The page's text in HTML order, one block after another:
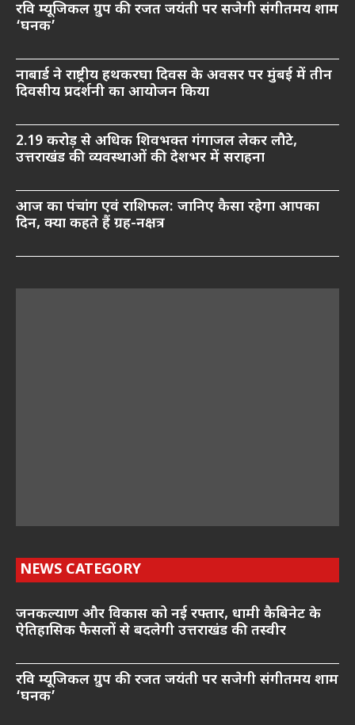
रवि म्यूजिकल ग्रुप की रजत जयंती पर सजेगी संगीतमय शाम
‘घनक’
नाबार्ड ने राष्ट्रीय हथकरघा दिवस के अवसर पर मुंबई में तीन
दिवसीय प्रदर्शनी का आयोजन किया
2.19 करोड़ से अधिक शिवभक्त गंगाजल लेकर लौटे,
उत्तराखंड की व्यवस्थाओं की देशभर में सराहना
आज का पंचांग एवं राशिफल: जानिए कैसा रहेगा आपका
दिन, क्या कहते हैं ग्रह-नक्षत्र
NEWS CATEGORY
जनकल्याण और विकास को नई रफ्तार, धामी कैबिनेट के
ऐतिहासिक फैसलों से बदलेगी उत्तराखंड की तस्वीर
रवि म्यूजिकल ग्रुप की रजत जयंती पर सजेगी संगीतमय शाम
‘घनक’